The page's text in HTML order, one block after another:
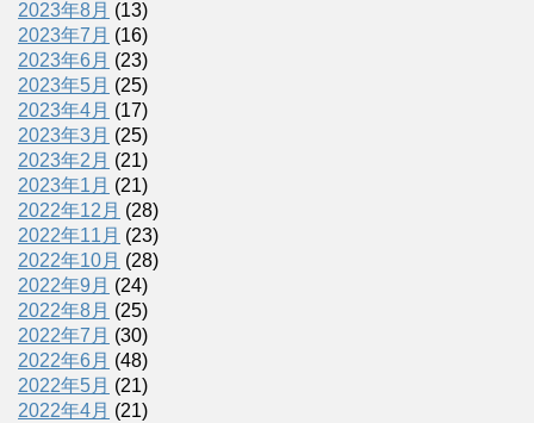
2023年8月 (13)
2023年7月 (16)
2023年6月 (23)
2023年5月 (25)
2023年4月 (17)
2023年3月 (25)
2023年2月 (21)
2023年1月 (21)
2022年12月 (28)
2022年11月 (23)
2022年10月 (28)
2022年9月 (24)
2022年8月 (25)
2022年7月 (30)
2022年6月 (48)
2022年5月 (21)
2022年4月 (21)